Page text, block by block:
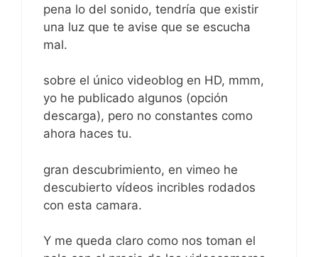
pena lo del sonido, tendría que existir
una luz que te avise que se escucha
mal.
sobre el único videoblog en HD, mmm,
yo he publicado algunos (opción
descarga), pero no constantes como
ahora haces tu.
gran descubrimiento, en vimeo he
descubierto vídeos incribles rodados
con esta camara.
Y me queda claro como nos toman el